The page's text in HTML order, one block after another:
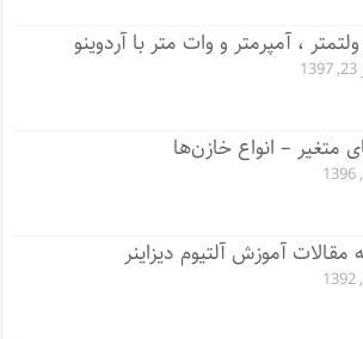
، آمپرمتر و وات متر با آردوینو
متغیر – انواع خازن‌ها
آموزش آلتیوم دیزاینر